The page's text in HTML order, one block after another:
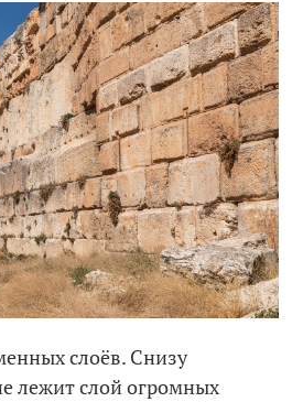
слоёв. Снизу
лежит слой огромных